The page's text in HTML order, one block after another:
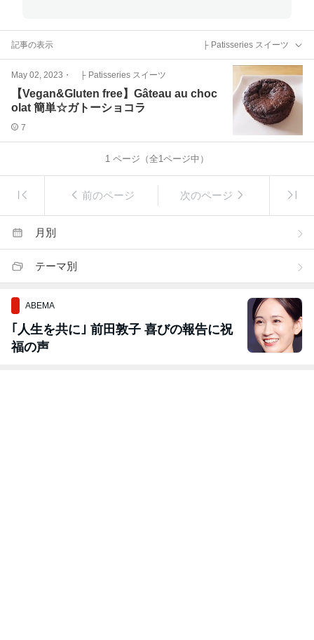
記事の表示 ├ Patisseries スイーツ
May 02, 2023 ・ ├ Patisseries スイーツ
【Vegan&Gluten free】Gâteau au choc
olat 簡単☆ガトーショコラ
7
1 ページ（全1ページ中）
前のページ 次のページ
月別
テーマ別
ABEMA
｢人生を共に｣ 前田敦子 喜びの報告に祝
福の声